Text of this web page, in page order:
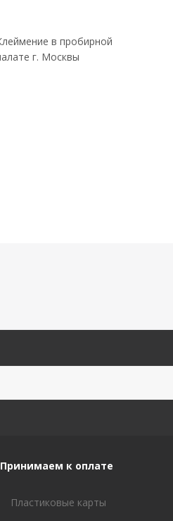
в пробирной
г. Москвы
Принимаем к оплате
Пластиковые карты